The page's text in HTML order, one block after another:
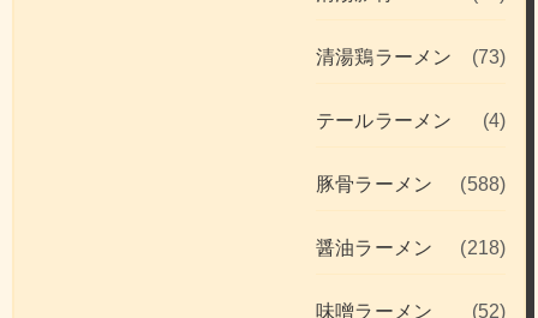
清湯鶏ラーメン (73)
テールラーメン (4)
豚骨ラーメン (588)
醤油ラーメン (218)
味噌ラーメン (52)